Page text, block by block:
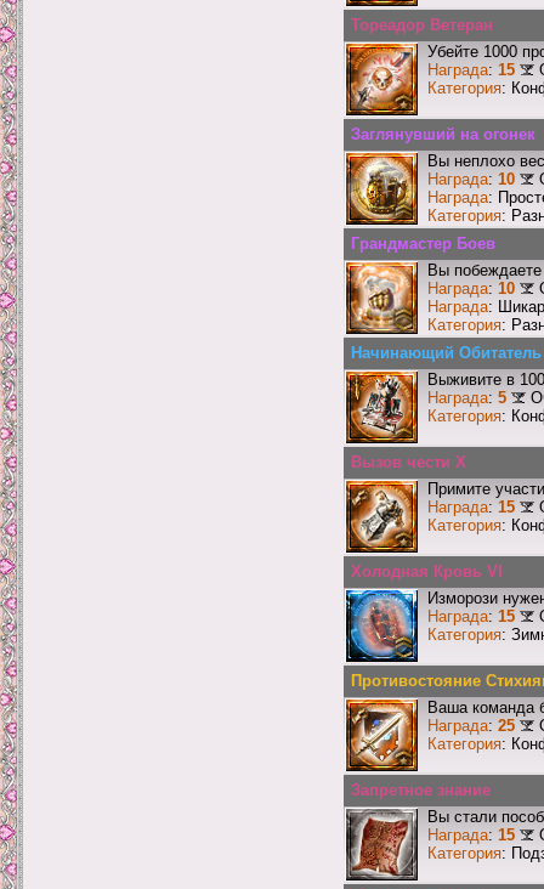
Тореадор Ветеран
Убейте 1000
Награда: 15
Категория:
Заглянувший на огонек
Вы неплохо
Награда: 10
Награда:
Категория:
Грандмастер Боев
Вы
Награда: 10
Награда:
Категория:
Начинающий
Выживите в
Награда: 5
Категория:
Вызов чести X
Примите
Награда: 15
Категория:
Холодная Кровь VI
Изморози
Награда: 15
Категория:
Противостояние
Ваша команда
Награда: 25
Категория:
Запретное знание
Вы стали
Награда: 15
Категория: